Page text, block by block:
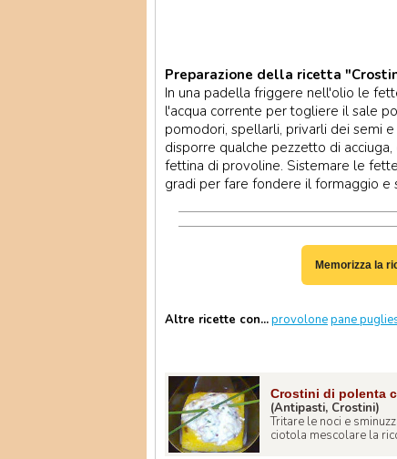
Preparazione della ricetta
In una padella friggere nell'olio le
l'acqua corrente per togliere il sale
pomodori, spellarli, privarli dei semi
disporre qualche pezzetto di
fettina di provoline. Sistemare le
gradi per fare fondere il formaggio e
Memorizza la
Altre ricette con...provolonepane
Crostini di polenta
(Antipasti, Crostini)
Tritare le noci e
ciotola mescolare la